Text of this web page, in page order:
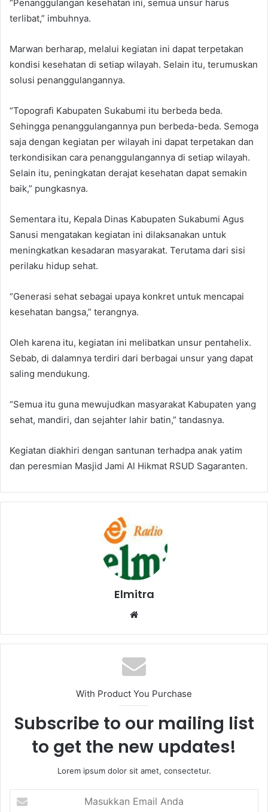
“Penanggulangan kesehatan ini, semua unsur harus
terlibat,” imbuhnya.
Marwan berharap, melalui kegiatan ini dapat terpetakan
kondisi kesehatan di setiap wilayah. Selain itu, terumuskan
solusi penanggulangannya.
“Topografi Kabupaten Sukabumi itu berbeda beda.
Sehingga penanggulangannya pun berbeda-beda. Semoga
saja dengan kegiatan per wilayah ini dapat terpetakan dan
terkondisikan cara penanggulangannya di setiap wilayah.
Selain itu, peningkatan derajat kesehatan dapat semakin
baik,” pungkasnya.
Sementara itu, Kepala Dinas Kabupaten Sukabumi Agus
Sanusi mengatakan kegiatan ini dilaksanakan untuk
meningkatkan kesadaran masyarakat. Terutama dari sisi
perilaku hidup sehat.
“Generasi sehat sebagai upaya konkret untuk mencapai
kesehatan bangsa,” terangnya.
Oleh karena itu, kegiatan ini melibatkan unsur pentahelix.
Sebab, di dalamnya terdiri dari berbagai unsur yang dapat
saling mendukung.
“Semua itu guna mewujudkan masyarakat Kabupaten yang
sehat, mandiri, dan sejahter lahir batin,” tandasnya.
Kegiatan diakhiri dengan santunan terhadpa anak yatim
dan peresmian Masjid Jami Al Hikmat RSUD Sagaranten.
Elmitra
Website
With Product You Purchase
Subscribe to our mailing list
to get the new updates!
Lorem ipsum dolor sit amet, consectetur.
Email